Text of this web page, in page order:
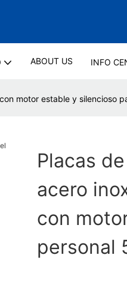
ABOUT US INFO
motor estable y silencioso
Placas
acero
con
personal